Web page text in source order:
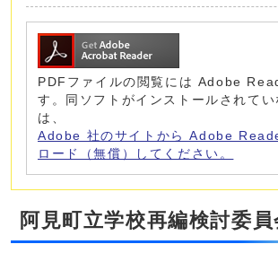
PDFファイルの閲覧には Adobe
す。同ソフトがインストールされてい
は、
Adobe 社のサイトから Adobe
ロード（無償）してください。
阿見町立学校再編検討委員